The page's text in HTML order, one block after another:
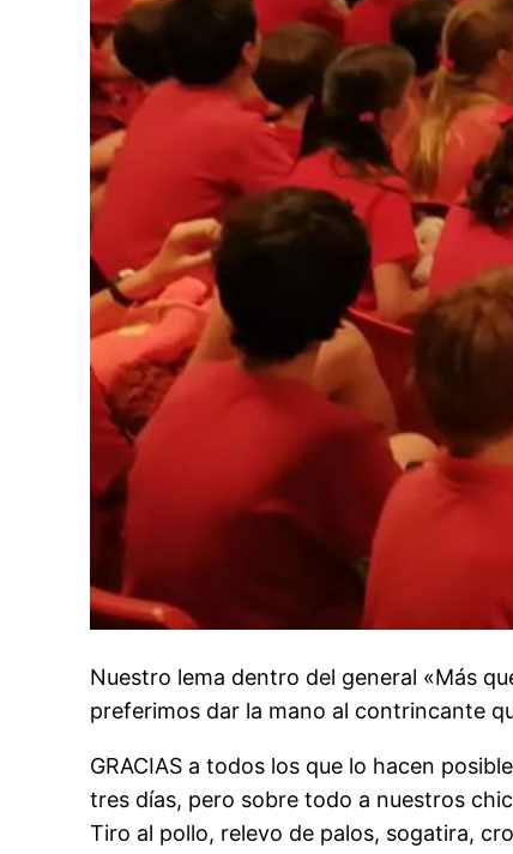
Nuestro lema dentro del general «Más
preferimos dar la mano al contrincante
GRACIAS a todos los que lo hacen
tres días, pero sobre todo a nuestros
Tiro al pollo, relevo de palos, sogatira,